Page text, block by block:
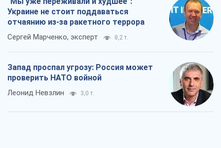
Украине не стоит поддаваться
отчаянию из-за ракетного террора
Сергей Марченко, эксперт 8,2 т.
Запад проспал угрозу: Россия может
проверить НАТО войной
Леонид Невзлин 3,0 т.